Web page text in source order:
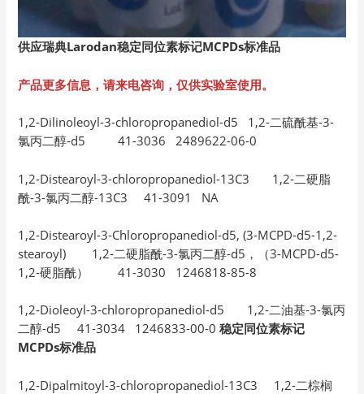
供应瑞典Larodan稳定同位素标记MCPDs标准品
产品更多信息，请来电咨询，仅供实验室使用。
1,2-Dilinoleoyl-3-chloropropanediol-d5 1,2-二硫酰基-3-
氯丙二醇-d5 41-3036 2489622-06-0
1,2-Distearoyl-3-chloropropanediol-13C3 1,2-二硬脂
酰-3-氯丙二醇-13C3 41-3091 NA
1,2-Distearoyl-3-Chloropropanediol-d5, (3-MCPD-d5-1,2-
stearoyl) 1,2-二硬脂酰-3-氯丙二醇-d5，（3-MCPD-d5-
1,2-硬脂酰） 41-3030 1246818-85-8
1,2-Dioleoyl-3-chloropropanediol-d5 1,2-二油基-3-氯丙
二醇-d5 41-3034 1246833-00-0稳定同位素标记
MCPDs标准品
1,2-Dipalmitoyl-3-chloropropanediol-13C3 1,2-二棕榈